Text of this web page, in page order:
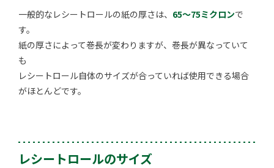
一般的なレシートロールの紙の厚さは、 65～75ミクロンで
す。
紙の厚さによって巻長が変わりますが、巻長が異なっていて
も
レシートロール自体のサイズが合っていれば使用できる場合
がほとんどです。
レシートロールのサイズ